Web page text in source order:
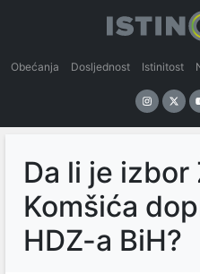
Obećanja Dosljednost Istinitost
Da li je izbor
Komšića
HDZ-a BiH?